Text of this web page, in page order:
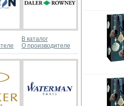
В каталог
О производителе